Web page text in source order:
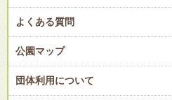
よくある質問
公園マップ
団体利用について